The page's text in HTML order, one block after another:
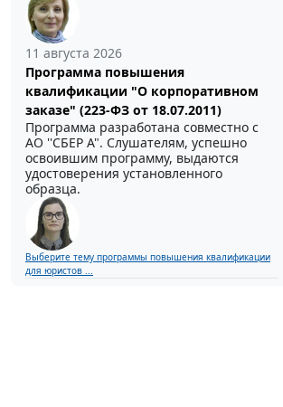
11 августа 2026
Программа повышения
квалификации "О корпоративном
заказе" (223-ФЗ от 18.07.2011)
Программа разработана совместно с
АО ''СБЕР А". Слушателям, успешно
освоившим программу, выдаются
удостоверения установленного
образца.
Выберите тему программы повышения квалификации
для юристов ...